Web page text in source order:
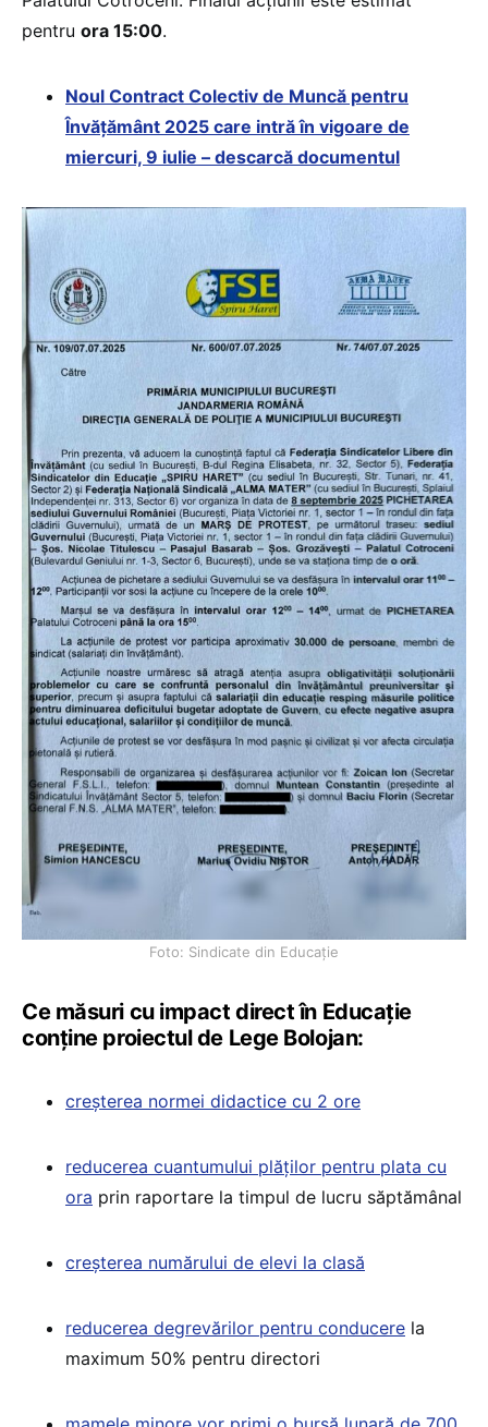
pentru ora 15:00.
Noul Contract Colectiv de Muncă pentru
Învățământ 2025 care intră în vigoare de
miercuri, 9 iulie – descarcă documentul
Foto: Sindicate din Educație
Ce măsuri cu impact direct în Educație
conține proiectul de Lege Bolojan:
creșterea normei didactice cu 2 ore
reducerea cuantumului plăților pentru plata cu
ora prin raportare la timpul de lucru săptămânal
creșterea numărului de elevi la clasă
reducerea degrevărilor pentru conducere la
maximum 50% pentru directori